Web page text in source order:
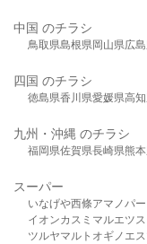
中国 のチラシ
鳥取県島根県岡山県広
四国 のチラシ
徳島県香川県愛媛県高
九州・沖縄 のチラシ
福岡県佐賀県長崎県熊
スーパー
いなげや西條アマノパ
イオンカスミ マルエツ
ツルヤマルト オギノ エ